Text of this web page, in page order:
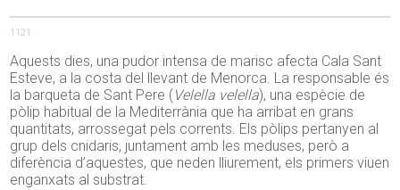
1121
Aquests dies, una pudor intensa de marisc afecta Cala Sant
Esteve, a la costa del llevant de Menorca. La responsable és
la barqueta de Sant Pere ( Velella velella), una espècie de
pòlip habitual de la Mediterrània que ha arribat en grans
quantitats, arrossegat pels corrents. Els pòlips pertanyen al
grup dels cnidaris, juntament amb les meduses, però a
diferència d’aquestes, que neden lliurement, els primers viuen
enganxats al substrat.